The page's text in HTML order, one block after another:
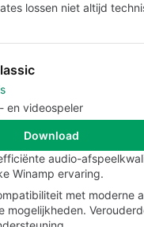
lossen niet altijd
en videospeler
Download
audio-
Winamp ervaring.
met moderne
mogelijkheden.